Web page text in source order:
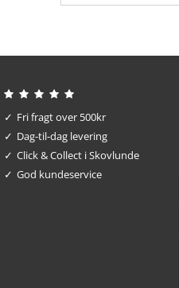
Fri fragt over 500kr
Dag-til-dag levering
Click & Collect i Skovlunde
God kundeservice